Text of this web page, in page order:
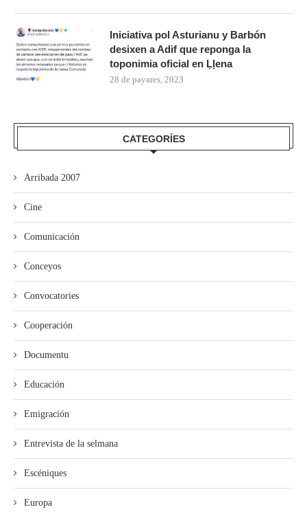
Iniciativa pol Asturianu y Barbón
desixen a Adif que reponga la
toponimia oficial en Ḷḷena
28 de payares, 2023
CATEGORÍES
Arribada 2007
Cine
Comunicación
Conceyos
Convocatories
Cooperación
Documentu
Educación
Emigración
Entrevista de la selmana
Escéniques
Europa